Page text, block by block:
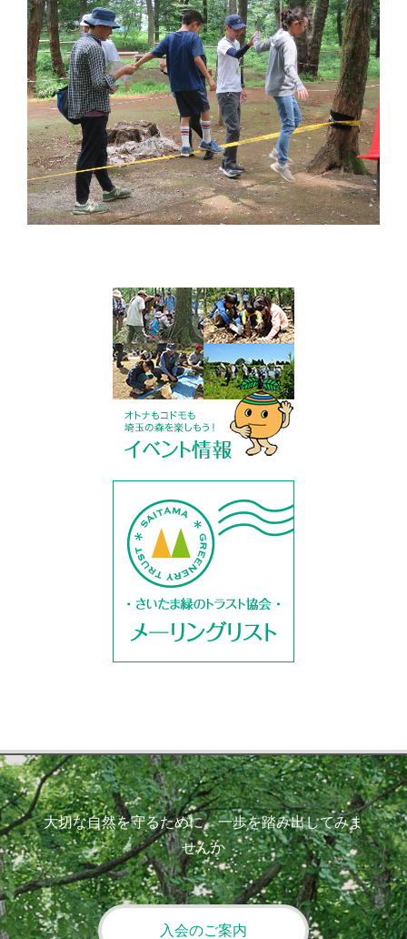
大切な自然を守るために、一歩を踏み出してみま
せんか
入会のご案内